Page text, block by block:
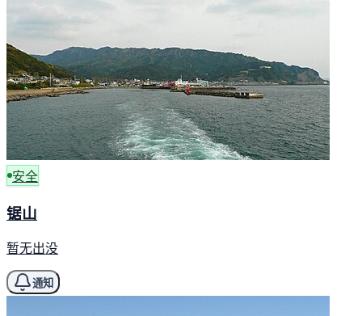
安全
锯山
暂无出没
通知